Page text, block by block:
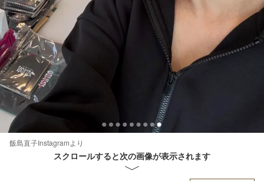
飯島直子Instagramより
スクロールすると次の画像が表示されます